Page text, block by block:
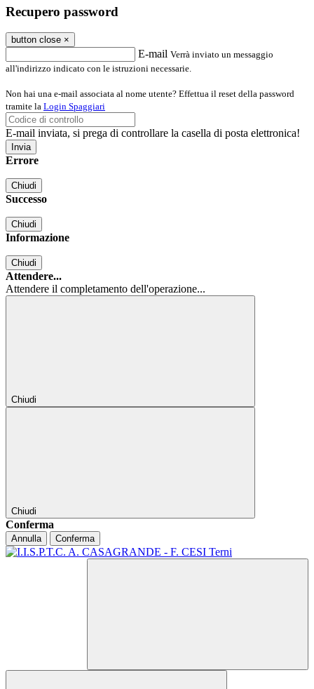
Recupero password
button close ×
E-mail Verrà inviato un messaggio
all'indirizzo indicato con le istruzioni necessarie.
Non hai una e-mail associata al nome utente? Effettua il reset della password
tramite la Login Spaggiari
E-mail inviata, si prega di controllare la casella di posta elettronica!
Errore
Chiudi
Successo
Chiudi
Informazione
Chiudi
Attendere...
Attendere il completamento dell'operazione...
Chiudi
Chiudi
Conferma
Annulla Conferma